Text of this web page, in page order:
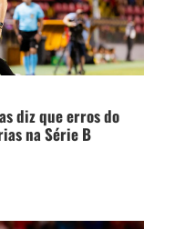
diz que erros do
na Série B